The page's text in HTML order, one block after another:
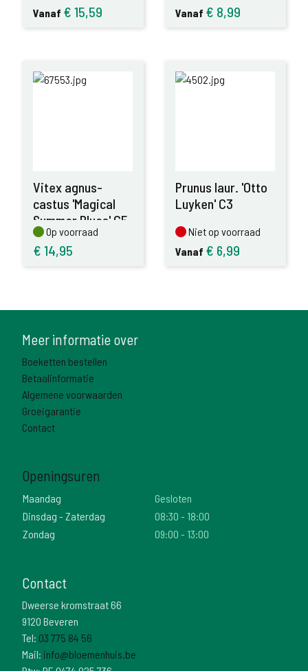
Vanaf € 15,59
Vanaf € 8,99
Vitex agnus-
castus 'Magical
Summer Blues' C5
Op voorraad
Op voorraad
€ 14,95
Prunus laur. 'Otto
Luyken' C3
Niet op voorraad
Niet op voorraad
Vanaf € 6,99
Meer informatie over
Boeketten bestellen
Betaalinformatie
Algemene voorwaarden
Groeigarantie
Contact
Openingsuren
Maandag
Gesloten
Dinsdag - Zaterdag
08:30 - 18:00
Zondag
09:00 - 13:00
Contact
Dweerse kromstraat 66
9120 Beveren
Tel: 03 775 84 56
Mail: info@bloemenhuis.be